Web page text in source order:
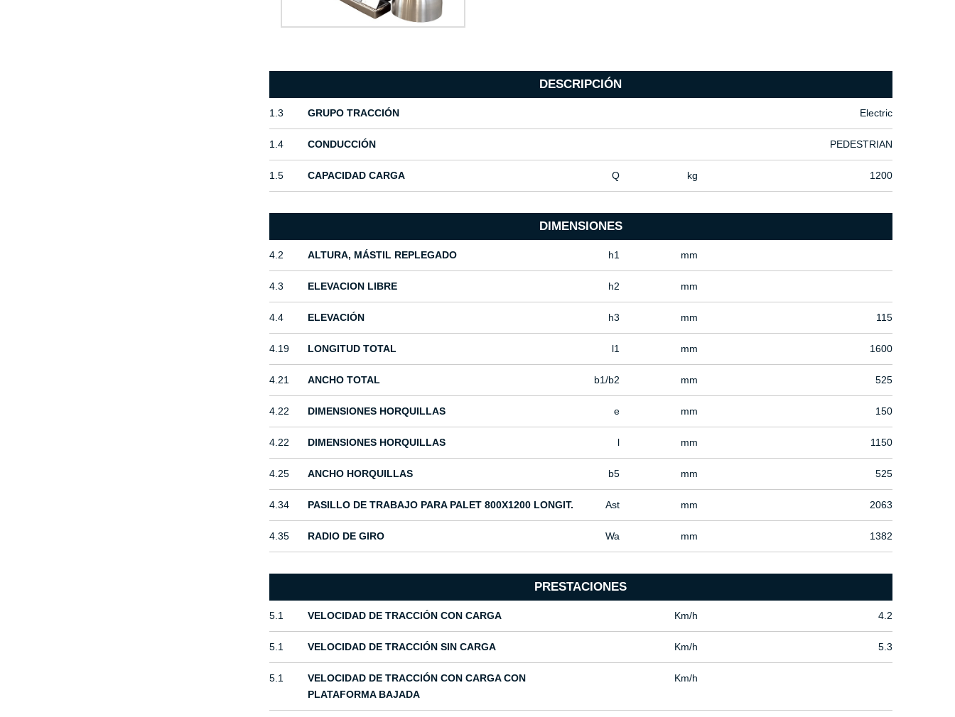
DESCRIPCIÓN
1.3 GRUPO TRACCIÓN Electric
1.4 CONDUCCIÓN PEDESTRIAN
1.5 CAPACIDAD CARGA Q kg 1200
DIMENSIONES
4.2 ALTURA, MÁSTIL REPLEGADO h1 mm
4.3 ELEVACION LIBRE h2 mm
4.4 ELEVACIÓN h3 mm 115
4.19 LONGITUD TOTAL l1 mm 1600
4.21 ANCHO TOTAL b1/b2 mm 525
4.22 DIMENSIONES HORQUILLAS e mm 150
4.22 DIMENSIONES HORQUILLAS l mm 1150
4.25 ANCHO HORQUILLAS b5 mm 525
4.34 PASILLO DE TRABAJO PARA PALET 800X1200 LONGIT. Ast mm 2063
4.35 RADIO DE GIRO Wa mm 1382
PRESTACIONES
5.1 VELOCIDAD DE TRACCIÓN CON CARGA Km/h 4.2
5.1 VELOCIDAD DE TRACCIÓN SIN CARGA Km/h 5.3
5.1
VELOCIDAD DE TRACCIÓN CON CARGA CON
PLATAFORMA BAJADA
Km/h